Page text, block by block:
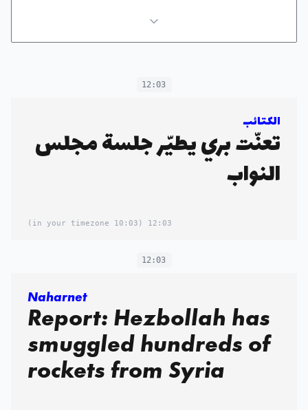
12:03
الكتائب
تعنّت بري يطيّر جلسة مجلس
النواب
12:03
(10:03 in your timezone)
12:03
Naharnet
Report: Hezbollah has
smuggled hundreds of
rockets from Syria